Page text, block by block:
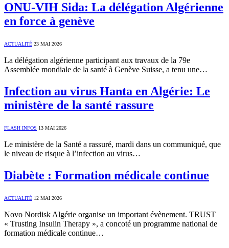
ONU-VIH Sida: La délégation Algérienne
en force à genève
ACTUALITÉ 23 MAI 2026
La délégation algérienne participant aux travaux de la 79e
Assemblée mondiale de la santé à Genève Suisse, a tenu une…
Infection au virus Hanta en Algérie: Le
ministère de la santé rassure
FLASH INFOS 13 MAI 2026
Le ministère de la Santé a rassuré, mardi dans un communiqué, que
le niveau de risque à l’infection au virus…
Diabète : Formation médicale continue
ACTUALITÉ 12 MAI 2026
Novo Nordisk Algérie organise un important évènement. TRUST
« Trusting Insulin Therapy », a concoté un programme national de
formation médicale continue…